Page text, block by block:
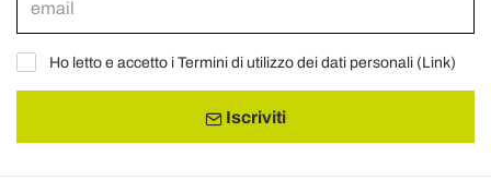
Ho letto e accetto i Termini di utilizzo dei dati personali (Link)
Iscriviti